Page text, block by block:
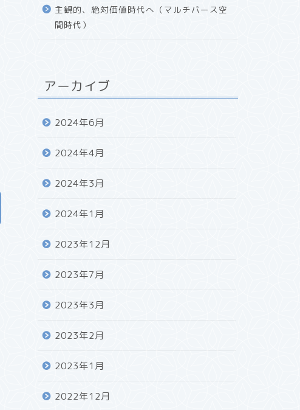
主観的、絶対価値時代へ（マルチバース空
間時代）
アーカイブ
2024年6月
2024年4月
2024年3月
2024年1月
2023年12月
2023年7月
2023年3月
2023年2月
2023年1月
2022年12月